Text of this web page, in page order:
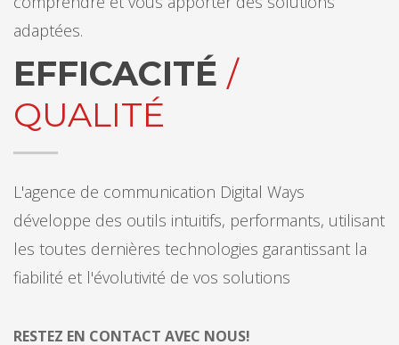
adaptées.
EFFICACITÉ /
QUALITÉ
L'agence de communication Digital Ways
développe des outils intuitifs, performants, utilisant
les toutes dernières technologies garantissant la
fiabilité et l'évolutivité de vos solutions
RESTEZ EN CONTACT AVEC NOUS!